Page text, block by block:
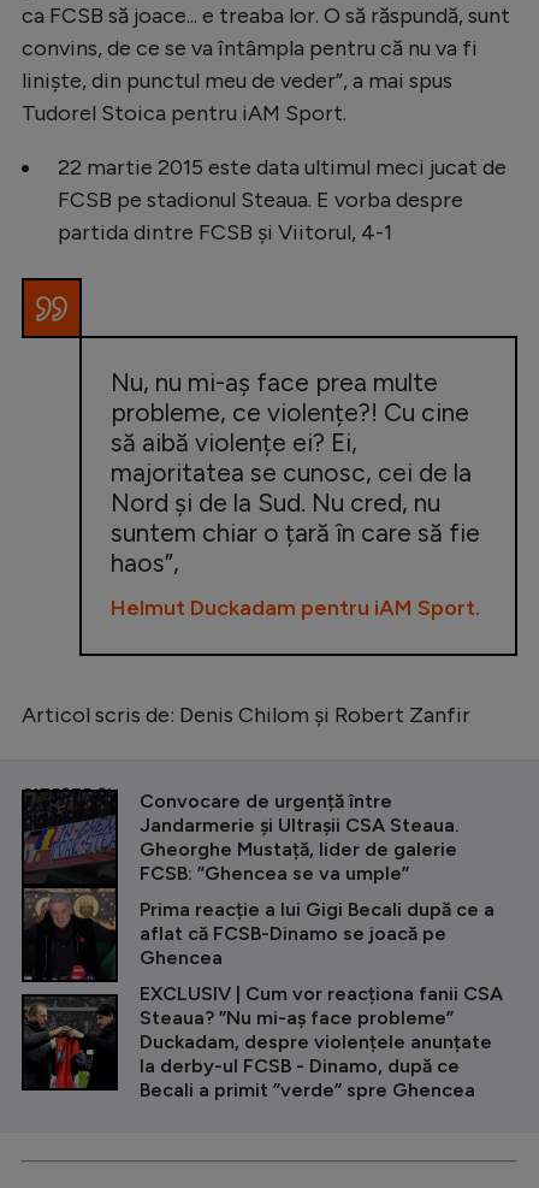
ca FCSB să joace... e treaba lor. O să răspundă, sunt
convins, de ce se va întâmpla pentru că nu va fi
liniște, din punctul meu de veder”, a mai spus
Tudorel Stoica pentru iAM Sport.
22 martie 2015 este data ultimul meci jucat de
FCSB pe stadionul Steaua. E vorba despre
partida dintre FCSB și Viitorul, 4-1
Nu, nu mi-aș face prea multe
probleme, ce violențe?! Cu cine
să aibă violențe ei? Ei,
majoritatea se cunosc, cei de la
Nord și de la Sud. Nu cred, nu
suntem chiar o țară în care să fie
haos”,
Helmut Duckadam pentru iAM Sport.
Articol scris de: Denis Chilom și Robert Zanfir
CITEȘTE ȘI
Convocare de urgență între
Jandarmerie și Ultrașii CSA Steaua.
Gheorghe Mustață, lider de galerie
FCSB: ”Ghencea se va umple”
Prima reacție a lui Gigi Becali după ce a
aflat că FCSB-Dinamo se joacă pe
Ghencea
EXCLUSIV | Cum vor reacționa fanii CSA
Steaua? ”Nu mi-aș face probleme”
Duckadam, despre violențele anunțate
la derby-ul FCSB - Dinamo, după ce
Becali a primit ”verde” spre Ghencea